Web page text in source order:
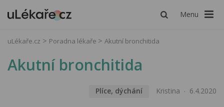
Menu
uLékaře.cz Poradna lékaře Akutní bronchitida
Akutní bronchitida
Plíce, dýchání Kristina 6.4.2020